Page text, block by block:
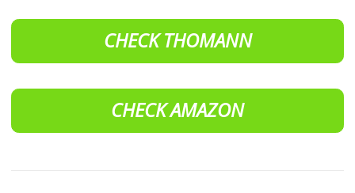
CHECK THOMANN
CHECK AMAZON